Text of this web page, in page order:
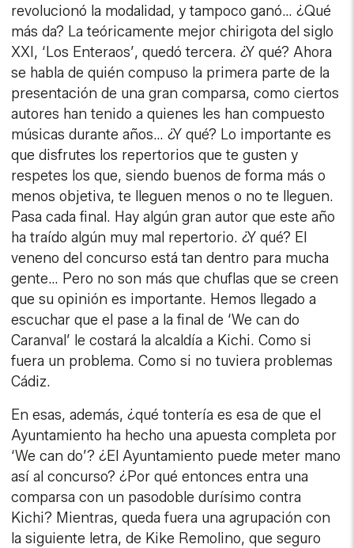
revolucionó la modalidad, y tampoco ganó… ¿Qué
más da? La teóricamente mejor chirigota del siglo
XXI, ‘Los Enteraos’, quedó tercera. ¿Y qué? Ahora
se habla de quién compuso la primera parte de la
presentación de una gran comparsa, como ciertos
autores han tenido a quienes les han compuesto
músicas durante años… ¿Y qué? Lo importante es
que disfrutes los repertorios que te gusten y
respetes los que, siendo buenos de forma más o
menos objetiva, te lleguen menos o no te lleguen.
Pasa cada final. Hay algún gran autor que este año
ha traído algún muy mal repertorio. ¿Y qué? El
veneno del concurso está tan dentro para mucha
gente… Pero no son más que chuflas que se creen
que su opinión es importante. Hemos llegado a
escuchar que el pase a la final de ‘We can do
Caranval’ le costará la alcaldía a Kichi. Como si
fuera un problema. Como si no tuviera problemas
Cádiz.
En esas, además, ¿qué tontería es esa de que el
Ayuntamiento ha hecho una apuesta completa por
‘We can do’? ¿El Ayuntamiento puede meter mano
así al concurso? ¿Por qué entonces entra una
comparsa con un pasodoble durísimo contra
Kichi? Mientras, queda fuera una agrupación con
la siguiente letra, de Kike Remolino, que seguro